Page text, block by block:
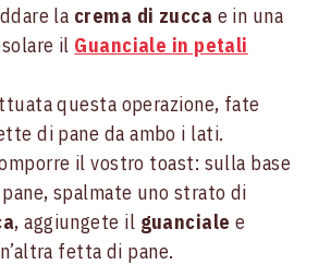
la crema di zucca e in una
il Guanciale in petali
questa operazione, fate
di pane da ambo i lati.
il vostro toast: sulla base
spalmate uno strato di
, aggiungete il guanciale e
fetta di pane.